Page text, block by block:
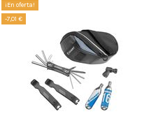
¡En oferta!
-7,01 €